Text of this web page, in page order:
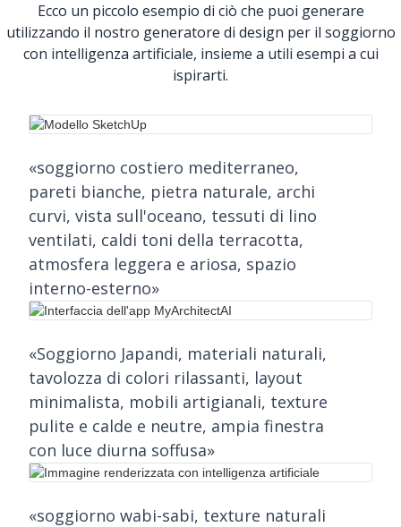
Ecco un piccolo esempio di ciò che puoi generare
utilizzando il nostro generatore di design per il soggiorno
con intelligenza artificiale, insieme a utili esempi a cui
ispirarti.
«soggiorno costiero mediterraneo,
pareti bianche, pietra naturale, archi
curvi, vista sull'oceano, tessuti di lino
ventilati, caldi toni della terracotta,
atmosfera leggera e ariosa, spazio
interno-esterno»
«Soggiorno Japandi, materiali naturali,
tavolozza di colori rilassanti, layout
minimalista, mobili artigianali, texture
pulite e calde e neutre, ampia finestra
con luce diurna soffusa»
«soggiorno wabi-sabi, texture naturali